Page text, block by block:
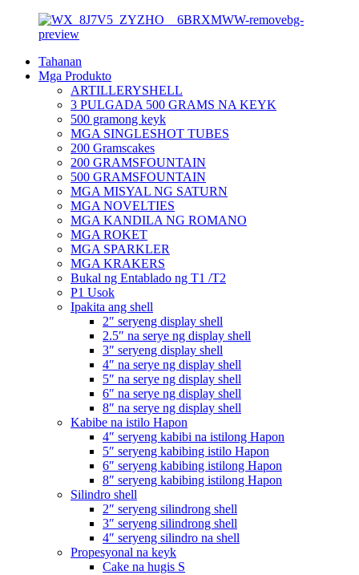
Tahanan
Mga Produkto
ARTILLERYSHELL
3 PULGADA 500 GRAMS NA KEYK
500 gramong keyk
MGA SINGLESHOT TUBES
200 Gramscakes
200 GRAMSFOUNTAIN
500 GRAMSFOUNTAIN
MGA MISYAL NG SATURN
MGA NOVELTIES
MGA KANDILA NG ROMANO
MGA ROKET
MGA SPARKLER
MGA KRAKERS
Bukal ng Entablado ng T1 /T2
P1 Usok
Ipakita ang shell
2″ seryeng display shell
2.5″ na serye ng display shell
3″ seryeng display shell
4″ na serye ng display shell
5″ na serye ng display shell
6″ na serye ng display shell
8″ na serye ng display shell
Kabibe na istilo Hapon
4″ seryeng kabibi na istilong Hapon
5″ seryeng kabibing istilo Hapon
6″ seryeng kabibing istilong Hapon
8″ seryeng kabibing istilong Hapon
Silindro shell
2″ seryeng silindrong shell
3″ seryeng silindrong shell
4″ seryeng silindro na shell
Propesyonal na keyk
Cake na hugis S